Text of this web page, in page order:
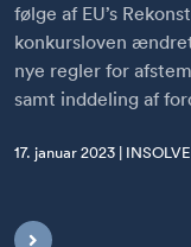
følge af EU’s
konkursloven
nye regler for
samt inddeling af
17. januar 2023 |